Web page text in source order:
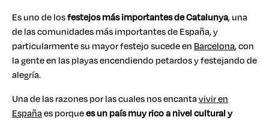
Es uno de losfestejos más importantes de Catalunya, una
de las comunidades más importantes de España, y
particularmente su mayor festejo sucede en Barcelona, con
la gente en las playas encendiendo petardos y festejando de
alegría.
Una de las razones por las cuales nos encantavivir en
Españaes porquees un país muy rico a nivel cultural y